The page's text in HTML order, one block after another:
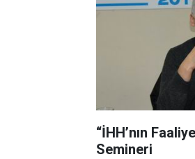
“İHH’nın
Semineri